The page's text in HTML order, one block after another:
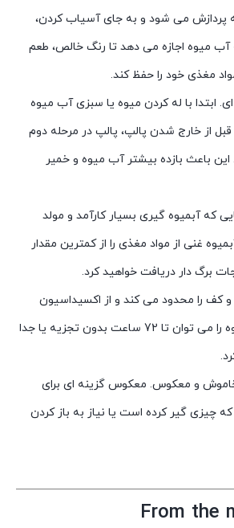
دقیقه پردازش می شود و به جای آسیاب کردن،
میوه اجازه می دهد تا رنگ خالص، طعم
مغذی خود را حفظ کند.
ابتدا با له کردن میوه یا سبزی آب میوه
از خارج شدن پالپ، پالپ در مرحله دوم
باعث بازده بیشتر آب میوه و خمیر
که آبمیوه گیری بسیار کارآمد و مولد
غنی از مواد مغذی را از کمترین مقدار
برگ دار دریافت خواهید کرد.
را محدود می کند و از اکسیداسیون
جلوگیری می کند. آبمیوه را می توان تا 72 ساعت بدون تجزیه یا جدا
و معکوس. معکوس گزینه ای برای
چیزی گیر کرده است یا نیاز به باز کردن
From the